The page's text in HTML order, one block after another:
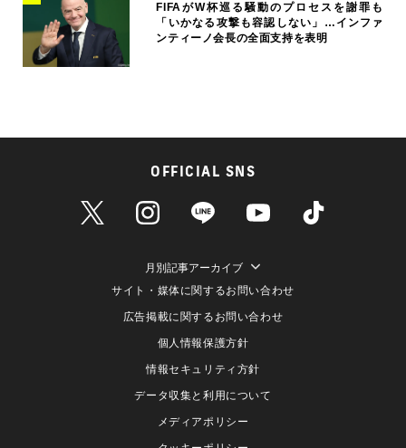
FIFAがW杯巡る騒動のプロセスを謝罪も
「いかなる攻撃も容認しない」…インファ
ンティーノ会長の全面支持を表明
OFFICIAL SNS
月別記事アーカイブ
サイト・媒体に関するお問い合わせ
広告掲載に関するお問い合わせ
個人情報保護方針
情報セキュリティ方針
データ収集と利用について
メディアポリシー